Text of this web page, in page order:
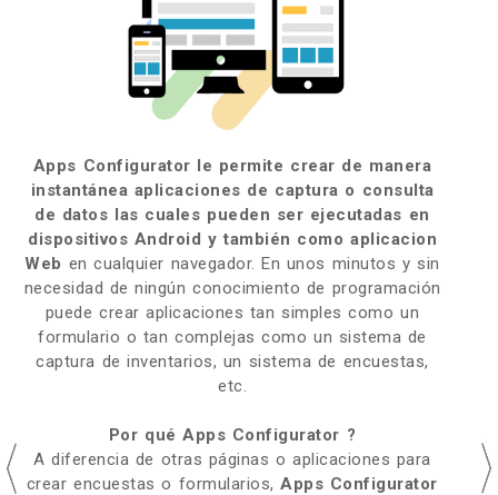
Apps Configurator le permite crear de manera
instantánea aplicaciones de captura o consulta
de datos las cuales pueden ser ejecutadas en
dispositivos Android y también como aplicacion
Web en cualquier navegador. En unos minutos y sin
necesidad de ningún conocimiento de programación
puede crear aplicaciones tan simples como un
formulario o tan complejas como un sistema de
captura de inventarios, un sistema de encuestas,
etc.
Por qué Apps Configurator ?
A diferencia de otras páginas o aplicaciones para
crear encuestas o formularios,Apps Configurator